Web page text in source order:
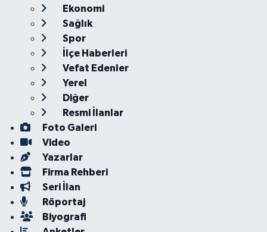
Ekonomi
Sağlık
Spor
İlçe Haberleri
Vefat Edenler
Yerel
Diğer
Resmi İlanlar
Foto Galeri
Video
Yazarlar
Firma Rehberi
Seri İlan
Röportaj
Biyografi